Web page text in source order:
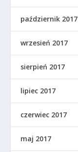
październik 2017
wrzesień 2017
sierpień 2017
lipiec 2017
czerwiec 2017
maj 2017